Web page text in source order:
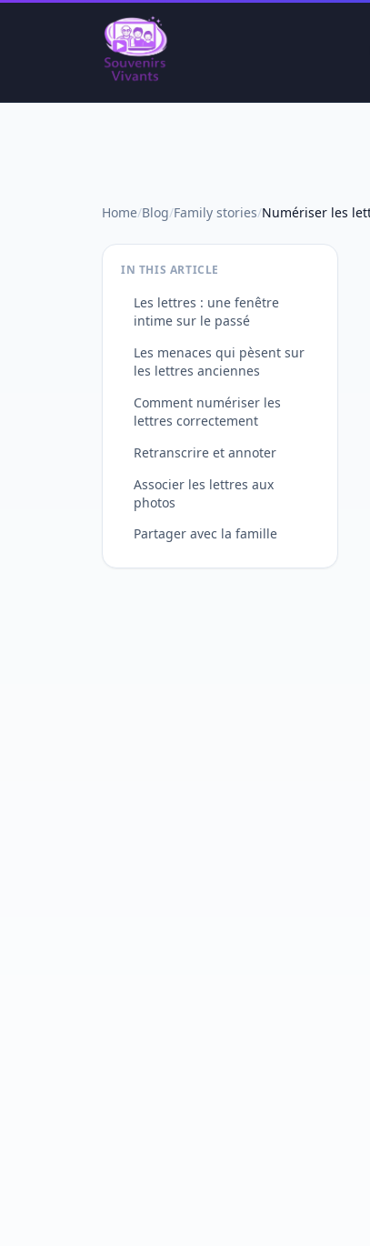
Home/Blog/Family stories/
IN THIS ARTICLE
Les lettres : une fenêtre
intime sur le passé
Les menaces qui pèsent sur
les lettres anciennes
Comment numériser les
lettres correctement
Retranscrire et annoter
Associer les lettres aux
photos
Partager avec la famille